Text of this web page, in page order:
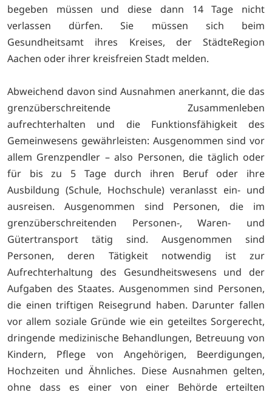
begeben müssen und diese dann 14 Tage nicht
verlassen dürfen. Sie müssen sich beim
Gesundheitsamt ihres Kreises, der StädteRegion
Aachen oder ihrer kreisfreien Stadt melden.
Abweichend davon sind Ausnahmen anerkannt, die das
grenzüberschreitende Zusammenleben
aufrechterhalten und die Funktionsfähigkeit des
Gemeinwesens gewährleisten: Ausgenommen sind vor
allem Grenzpendler – also Personen, die täglich oder
für bis zu 5 Tage durch ihren Beruf oder ihre
Ausbildung (Schule, Hochschule) veranlasst ein- und
ausreisen. Ausgenommen sind Personen, die im
grenzüberschreitenden Personen-, Waren- und
Gütertransport tätig sind. Ausgenommen sind
Personen, deren Tätigkeit notwendig ist zur
Aufrechterhaltung des Gesundheitswesens und der
Aufgaben des Staates. Ausgenommen sind Personen,
die einen triftigen Reisegrund haben. Darunter fallen
vor allem soziale Gründe wie ein geteiltes Sorgerecht,
dringende medizinische Behandlungen, Betreuung von
Kindern, Pflege von Angehörigen, Beerdigungen,
Hochzeiten und Ähnliches. Diese Ausnahmen gelten,
ohne dass es einer von einer Behörde erteilten